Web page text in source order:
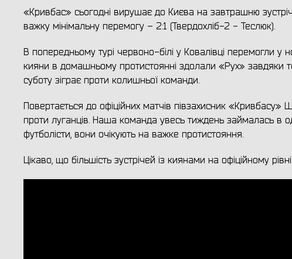
«Кривбас» сьогодні вирушає до Києва на завтрашню
важку мінімальну перемогу – 2:1 (Твердохліб-2 - Теслюк).
В попередньому турі червоно-білі у Ковалівці перемогли
кияни в домашньому протистоянні здолали «Рух» завдяки
суботу зіграє проти колишньої команди.
Повертається до офіційних матчів півзахисник
проти луганців. Наша команда увесь тиждень займалась в
футболісти, вони очікують на важке протистояння.
Цікаво, що більшість зустрічей із киянами на офіційному